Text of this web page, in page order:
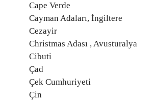
Cape Verde
Cayman Adaları, İngiltere
Cezayir
Christmas Adası , Avusturalya
Cibuti
Çad
Çek Cumhuriyeti
Çin